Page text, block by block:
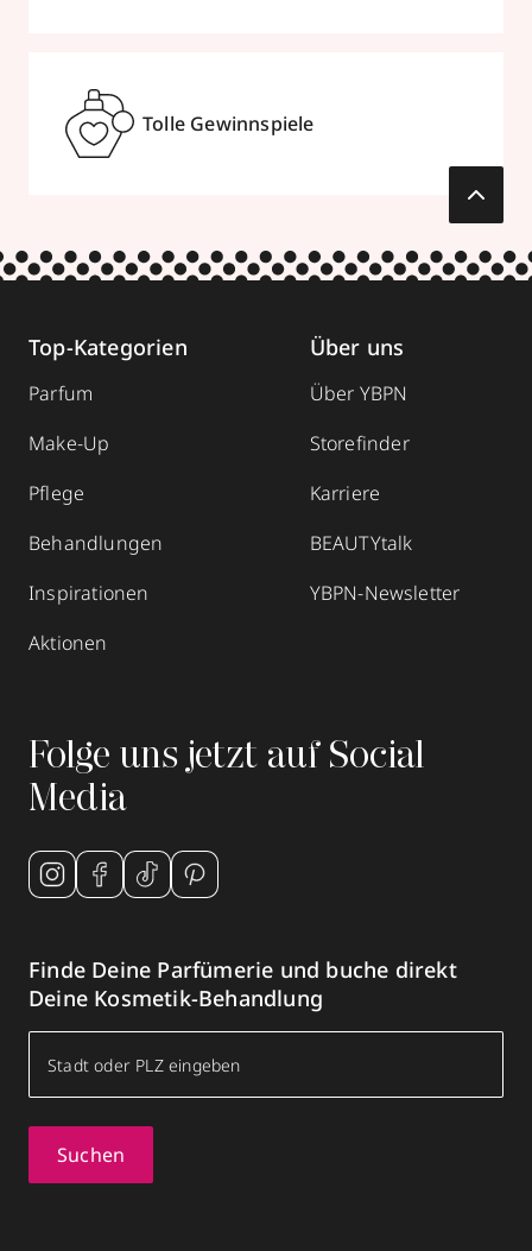
Tolle Gewinnspiele
Top-Kategorien
Parfum
Make-Up
Pflege
Behandlungen
Inspirationen
Aktionen
Über uns
Über YBPN
Storefinder
Karriere
BEAUTYtalk
YBPN-Newsletter
Folge uns jetzt auf Social
Media
Finde Deine Parfümerie und buche direkt
Deine Kosmetik-Behandlung
Suchen